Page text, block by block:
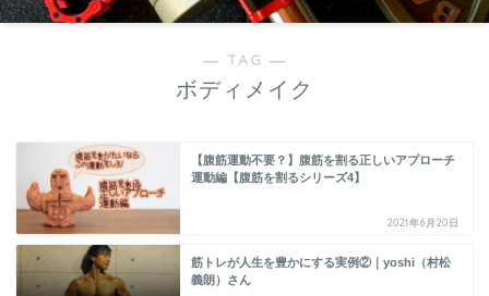
― TAG ―
ボディメイク
【腹筋運動不要？】腹筋を割る正しいアプローチ
運動編【腹筋を割るシリーズ4】
2021年6月20日
筋トレが人生を豊かにする実例②｜yoshi（村松
義朗）さん